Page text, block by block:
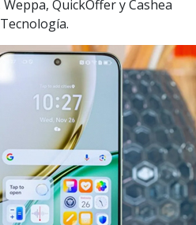
QuickOffer y Cashea